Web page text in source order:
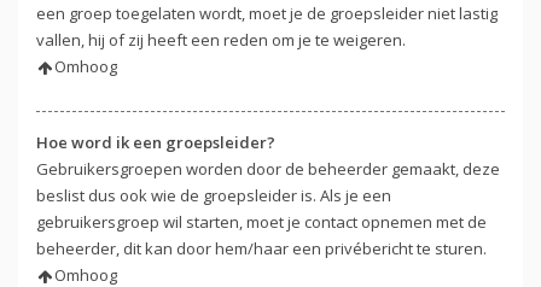
een groep toegelaten wordt, moet je de groepsleider niet lastig
vallen, hij of zij heeft een reden om je te weigeren.
Omhoog
Hoe word ik een groepsleider?
Gebruikersgroepen worden door de beheerder gemaakt, deze
beslist dus ook wie de groepsleider is. Als je een
gebruikersgroep wil starten, moet je contact opnemen met de
beheerder, dit kan door hem/haar een privébericht te sturen.
Omhoog